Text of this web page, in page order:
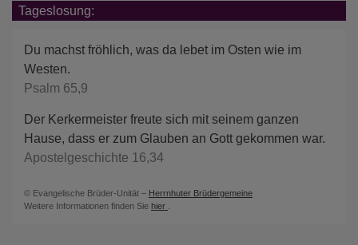
Tageslosung:
Du machst fröhlich, was da lebet im Osten wie im
Westen.
Psalm 65,9
Der Kerkermeister freute sich mit seinem ganzen
Hause, dass er zum Glauben an Gott gekommen war.
Apostelgeschichte 16,34
© Evangelische Brüder-Unität – Herrnhuter Brüdergemeine
Weitere Informationen finden Sie hier